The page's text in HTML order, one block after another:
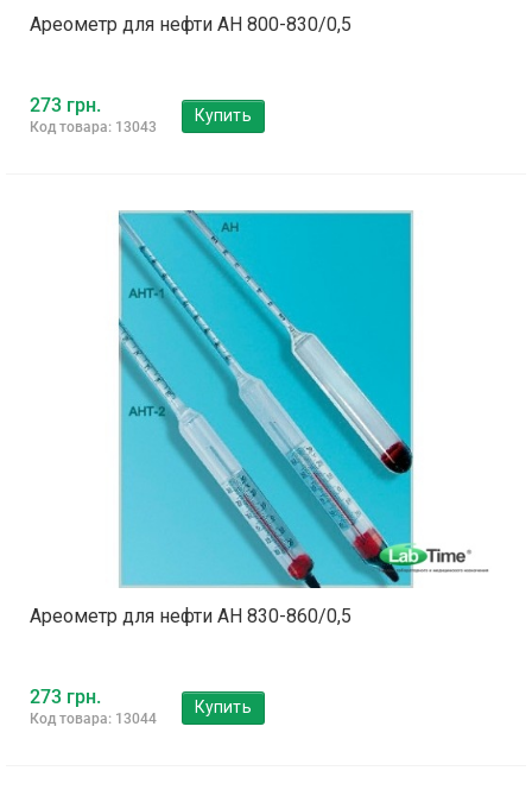
Ареометр для нефти АН 800-830/0,5
273 грн.
Код товара: 13043
Купить
Ареометр для нефти АН 830-860/0,5
273 грн.
Код товара: 13044
Купить